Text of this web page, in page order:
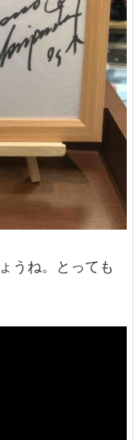
うね。とっても